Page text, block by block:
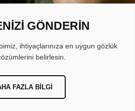
GÖNDERİN
ihtiyaçlarınıza en uygun gözlük
belirlesin.
FAZLA BILGI